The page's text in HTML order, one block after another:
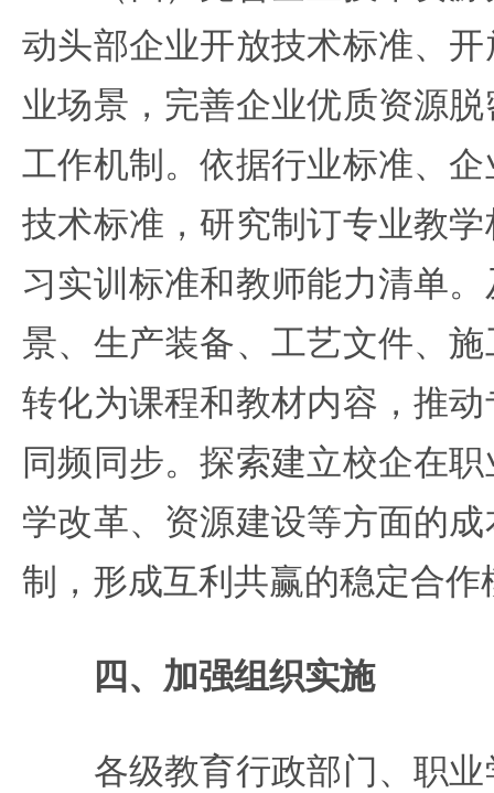
动头部企业开放技术标准、
业场景，完善企业优质资源
工作机制。依据行业标准、
技术标准，研究制订专业教
习实训标准和教师能力清单
景、生产装备、工艺文件、
转化为课程和教材内容，推
同频同步。探索建立校企在
学改革、资源建设等方面的
制，形成互利共赢的稳定合作
四、加强组织实施
各级教育行政部门、职业